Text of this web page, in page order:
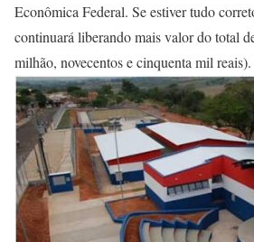
Econômica Federal. Se estiver tudo
continuará liberando mais valor do total
milhão, novecentos e cinquenta mil reais).